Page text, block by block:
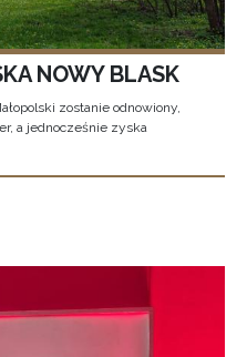
NOWY BLASK
zostanie odnowiony,
a jednocześnie zyska